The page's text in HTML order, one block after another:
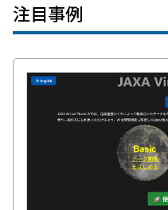
注目事例